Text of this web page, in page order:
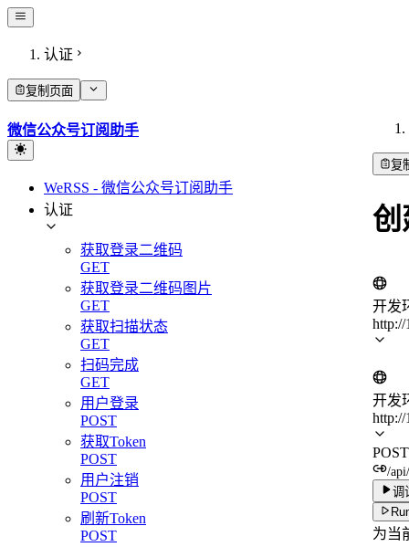
认证
复制页面
微信公众号订阅助手
WeRSS - 微信公众号订阅助手
认证
获取登录二维码
GET
获取登录二维码图片
GET
获取扫描状态
GET
扫码完成
GET
用户登录
POST
获取Token
POST
用户注销
POST
刷新Token
POST
复
创
开发
http://
开发
http://
POST
/
调
为当